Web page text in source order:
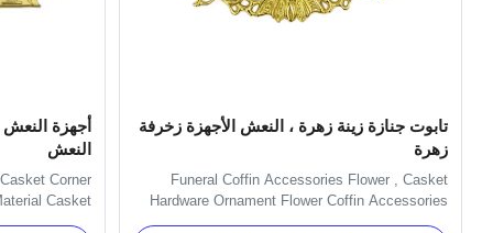
تابوت جنازة زينة زهرة ، النعش الأجهزة زخرفة
زهرة
Funeral Coffin Accessories Flower , Casket
Hardware Ornament Flower Coffin Accessories
Description: Item Name TX-Flower 2# Material
أجهزة النعش
النعش
Corner
Casket
Hardware